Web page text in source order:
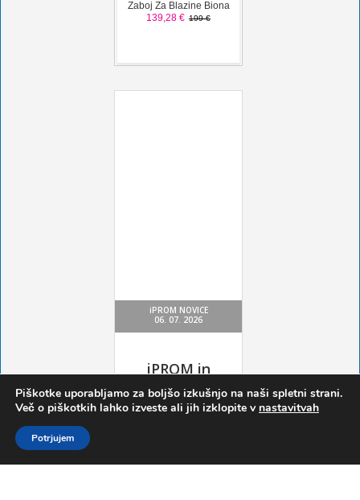
Piškotke uporabljamo za boljšo izkušnjo na naši spletni strani.
Več o piškotkih lahko izveste ali jih izklopite v nastavitvah
Potrjujem